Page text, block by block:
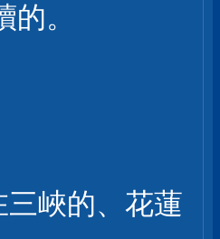
。
峽的、花蓮